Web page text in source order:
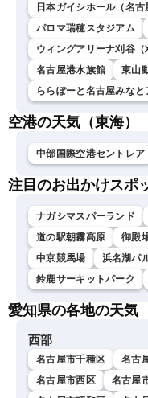
日本ガイシホール（名古
パロマ瑞穂スタジアム
ウィングアリーナ刈谷（
名古屋港水族館
東山
ららぽーと名古屋みなと
空港の天気（東海）
中部国際空港セントレア
注目のお出かけスポ
ナガシマスパーランド
道の駅朝霧高原
御殿
中京競馬場
浜名湖パ
鈴鹿サーキットパーク
愛知県の各地の天気
西部
名古屋市千種区 名古
名古屋市西区
名古屋